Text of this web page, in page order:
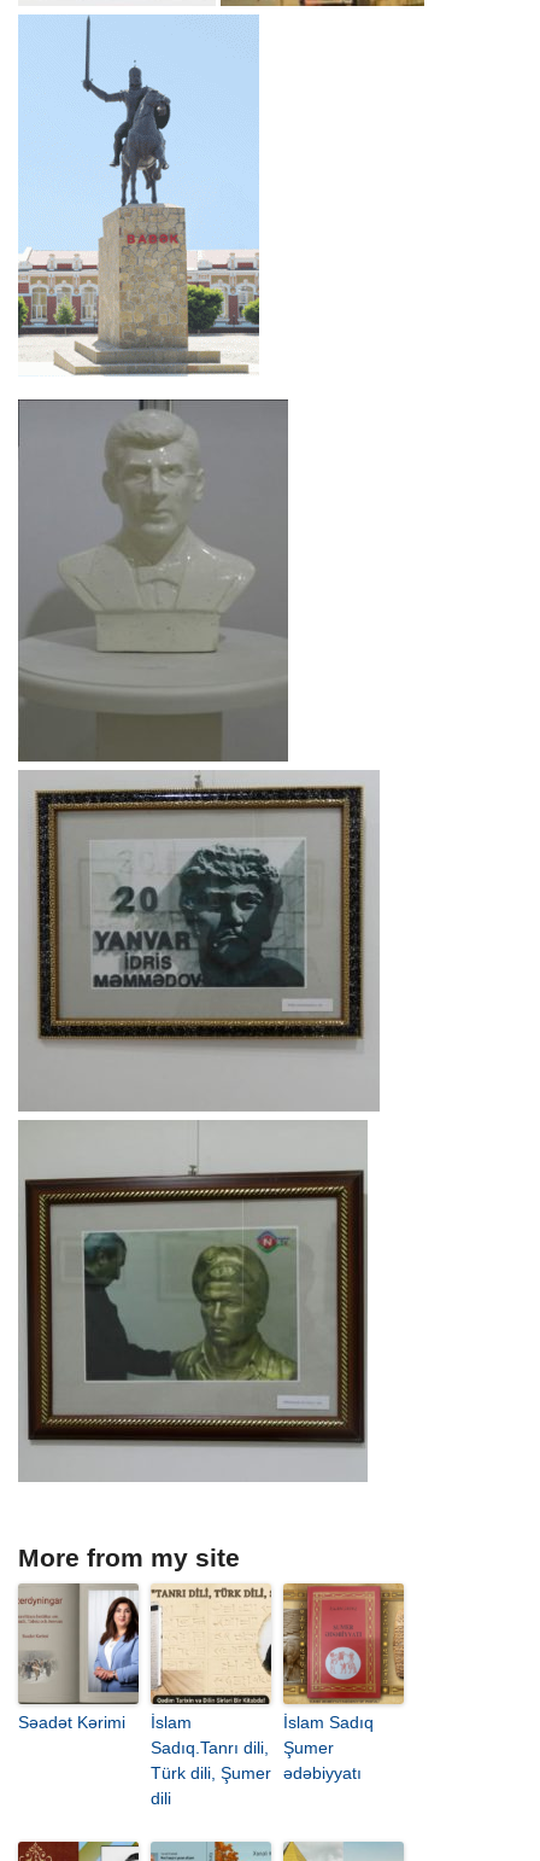
More from my site
Səadət Kərimi
İslam
Sadıq.Tanrı dili,
Türk dili, Şumer
dili
İslam Sadıq
Şumer
ədəbiyyatı